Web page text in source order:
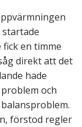
startade
fick en timme
direkt att det
hade
och
förstod regler